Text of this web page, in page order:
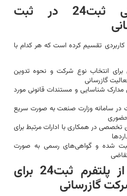
مراحل پشتیبانی ثبت24 در ثبت
کاربردی تقسیم کرده است که هر کدام با
برای انتخاب نوع شرکت و نحوه تدوین
گازرسانی
شناسایی و مستندات قانونی مورد
در سامانه وزارت صنعت به صورت سریع
حضوری
در همکاری با ادارات مرتبط برای
ثبت شده و گواهی‌های رسمی به صورت
مزایای استفاده از پلتفرم ثبت24 برای
گازرسانی